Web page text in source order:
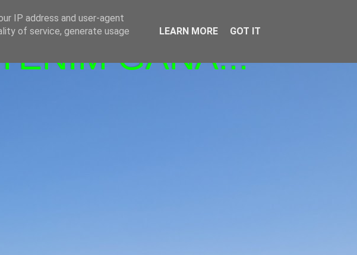
GANA!!!
IP address and user-agent
of service, generate usage
LEARN MORE GOT IT